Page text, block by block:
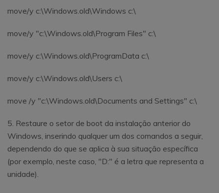
move/y c:\Windows.old\Windows c:\
move/y "c:\Windows.old\Program Files" c:\
move/y c:\Windows.old\ProgramData c:\
move/y c:\Windows.old\Users c:\
move /y "c:\Windows.old\Documents and Settings" c:\
5. Restaure o setor de boot da instalação anterior do
Windows, inserindo qualquer um dos comandos a seguir,
dependendo do que se aplica à sua situação específica
(por exemplo, neste caso, "D:" é a letra que representa a
unidade).